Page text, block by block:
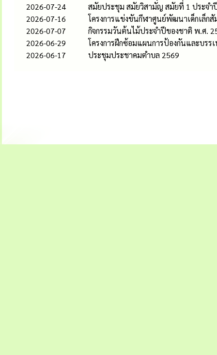
2026-07-24
สมัยประชุม สมัยวิสามัญ สมัยที่ 1 ประจำ
2026-07-16
โครงการแข่งขันกีฬาศูนย์พัฒนาเด็กเล็ก
2026-07-07
กิจกรรมวันต้นไม้ประจำปีของชาติ พ.ศ.
2026-06-29
โครงการฝึกซ้อมแผนการป้องกันและบรร
2026-06-17
ประชุมประชาคมตำบล 2569